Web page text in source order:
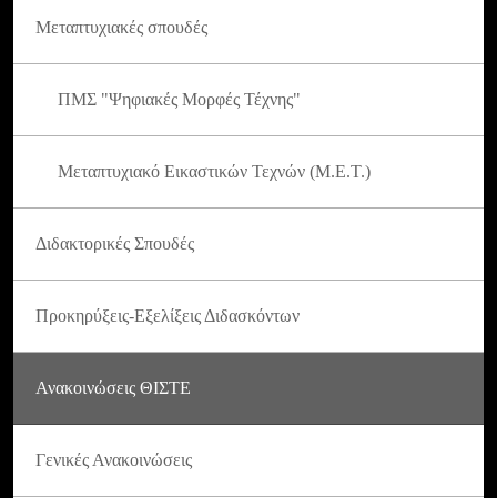
Μεταπτυχιακές σπουδές
ΠΜΣ "Ψηφιακές Μορφές Τέχνης"
Μεταπτυχιακό Εικαστικών Τεχνών (Μ.Ε.Τ.)
Διδακτορικές Σπουδές
Προκηρύξεις-Εξελίξεις Διδασκόντων
Ανακοινώσεις ΘΙΣΤΕ
Γενικές Ανακοινώσεις